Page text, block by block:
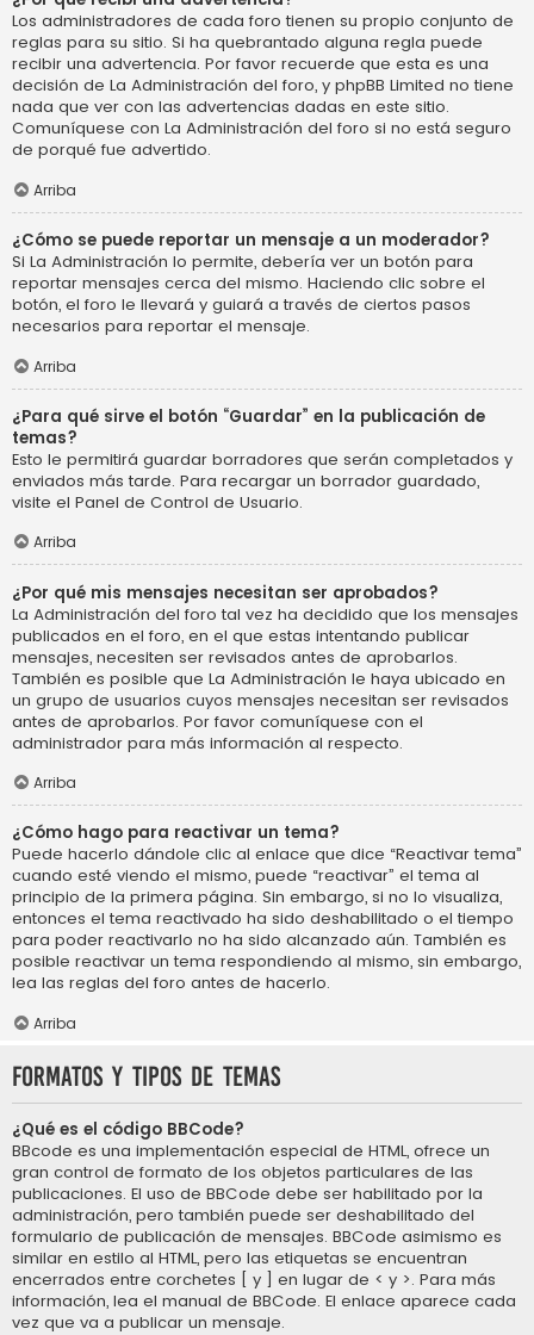
Los administradores de cada foro tienen su propio conjunto de
reglas para su sitio. Si ha quebrantado alguna regla puede
recibir una advertencia. Por favor recuerde que esta es una
decisión de La Administración del foro, y phpBB Limited no tiene
nada que ver con las advertencias dadas en este sitio.
Comuníquese con La Administración del foro si no está seguro
de porqué fue advertido.
Arriba
¿Cómo se puede reportar un mensaje a un moderador?
Si La Administración lo permite, debería ver un botón para
reportar mensajes cerca del mismo. Haciendo clic sobre el
botón, el foro le llevará y guiará a través de ciertos pasos
necesarios para reportar el mensaje.
Arriba
¿Para qué sirve el botón “Guardar” en la publicación de
temas?
Esto le permitirá guardar borradores que serán completados y
enviados más tarde. Para recargar un borrador guardado,
visite el Panel de Control de Usuario.
Arriba
¿Por qué mis mensajes necesitan ser aprobados?
La Administración del foro tal vez ha decidido que los mensajes
publicados en el foro, en el que estas intentando publicar
mensajes, necesiten ser revisados antes de aprobarlos.
También es posible que La Administración le haya ubicado en
un grupo de usuarios cuyos mensajes necesitan ser revisados
antes de aprobarlos. Por favor comuníquese con el
administrador para más información al respecto.
Arriba
¿Cómo hago para reactivar un tema?
Puede hacerlo dándole clic al enlace que dice “Reactivar tema”
cuando esté viendo el mismo, puede “reactivar” el tema al
principio de la primera página. Sin embargo, si no lo visualiza,
entonces el tema reactivado ha sido deshabilitado o el tiempo
para poder reactivarlo no ha sido alcanzado aún. También es
posible reactivar un tema respondiendo al mismo, sin embargo,
lea las reglas del foro antes de hacerlo.
Arriba
Formatos y tipos de temas
¿Qué es el código BBCode?
BBcode es una implementación especial de HTML, ofrece un
gran control de formato de los objetos particulares de las
publicaciones. El uso de BBCode debe ser habilitado por la
administración, pero también puede ser deshabilitado del
formulario de publicación de mensajes. BBCode asimismo es
similar en estilo al HTML, pero las etiquetas se encuentran
encerrados entre corchetes [ y ] en lugar de < y >. Para más
información, lea el manual de BBCode. El enlace aparece cada
vez que va a publicar un mensaje.